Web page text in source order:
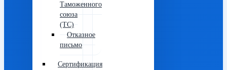
Таможенного
союза
(ТС)
Отказное
письмо
Сертификация